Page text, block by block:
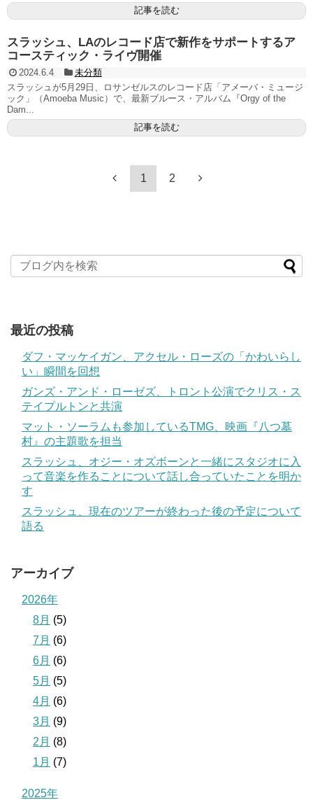
記事を読む
スラッシュ、LAのレコード店で新作をサポートするア
コースティック・ライヴ開催
2024.6.4
未分類
スラッシュが5月29日、ロサンゼルスのレコード店「アメーバ・ミュージ
ック」（Amoeba Music）で、最新ブルース・アルバム『Orgy of the
Dam...
記事を読む
1 2
最近の投稿
ダフ・マッケイガン、アクセル・ローズの「かわいらし
い」瞬間を回想
ガンズ・アンド・ローゼズ、トロント公演でクリス・ス
テイプルトンと共演
マット・ソーラムも参加しているTMG、映画『八つ墓
村』の主題歌を担当
スラッシュ、オジー・オズボーンと一緒にスタジオに入
って音楽を作ることについて話し合っていたことを明か
す
スラッシュ、現在のツアーが終わった後の予定について
語る
アーカイブ
2026年
8月 (5)
7月 (6)
6月 (6)
5月 (5)
4月 (6)
3月 (9)
2月 (8)
1月 (7)
2025年